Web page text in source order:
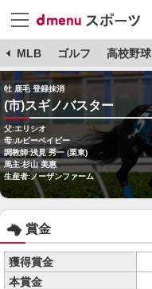
MLB ゴルフ 高校野球
牡 鹿毛 登録抹消
(市)スギノバスター
父:エリシオ
母:ルビーベイビー
調教師:浅見 秀一 (栗東)
馬主:杉山 美惠
生産者:ノーザンファーム
賞金
獲得賞金
本賞金